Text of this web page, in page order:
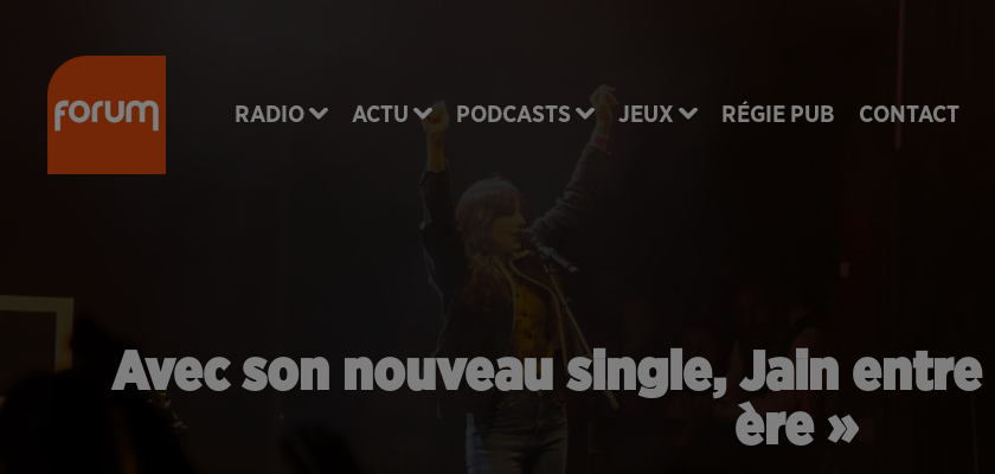
RADIO ACTU PODCASTS JEUX RÉGIE PUB CONTACT
Avec son nouveau single, Jain
ère »